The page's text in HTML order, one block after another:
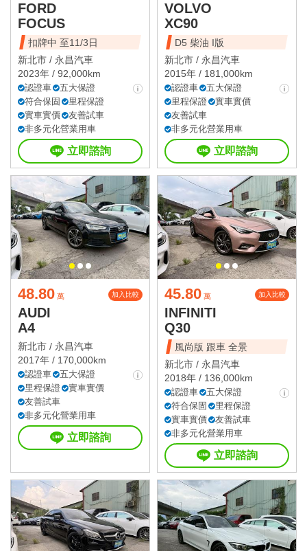
FORD
FOCUS
扣牌中 至11/3日
新北市 / 永昌汽車
2023年 / 92,000km
認證車
五大保證
符合保固
里程保證
實車實價
友善試車
非多元化營業用車
立即諮詢
VOLVO
XC90
D5 柴油 I版
新北市 / 永昌汽車
2015年 / 181,000km
認證車
五大保證
里程保證
實車實價
友善試車
非多元化營業用車
立即諮詢
48.80 萬 加入比較
AUDI
A4
新北市 / 永昌汽車
2017年 / 170,000km
認證車
五大保證
里程保證
實車實價
友善試車
非多元化營業用車
立即諮詢
45.80 萬 加入比較
INFINITI
Q30
風尚版 跟車 全景
新北市 / 永昌汽車
2018年 / 136,000km
認證車
五大保證
符合保固
里程保證
實車實價
友善試車
非多元化營業用車
立即諮詢